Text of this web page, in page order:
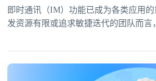
即时通讯（IM）功能已成为各类应用
发资源有限或追求敏捷迭代的团队而